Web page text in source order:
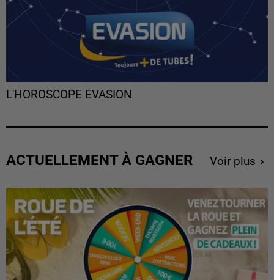
L'HOROSCOPE EVASION
ACTUELLEMENT À GAGNER Voir plus